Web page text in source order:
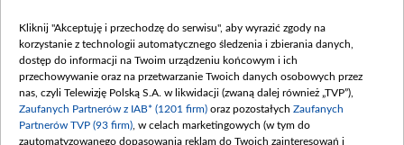
Kliknij "Akceptuję i przechodzę do serwisu", aby wyrazić zgody na
korzystanie z technologii automatycznego śledzenia i zbierania danych,
dostęp do informacji na Twoim urządzeniu końcowym i ich
przechowywanie oraz na przetwarzanie Twoich danych osobowych przez
nas, czyli Telewizję Polską S.A. w likwidacji (zwaną dalej również „TVP”),
Zaufanych Partnerów z IAB* (1201 firm) oraz pozostałych Zaufanych
Partnerów TVP (93 firm) , w celach marketingowych (w tym do
zautomatyzowanego dopasowania reklam do Twoich zainteresowań i